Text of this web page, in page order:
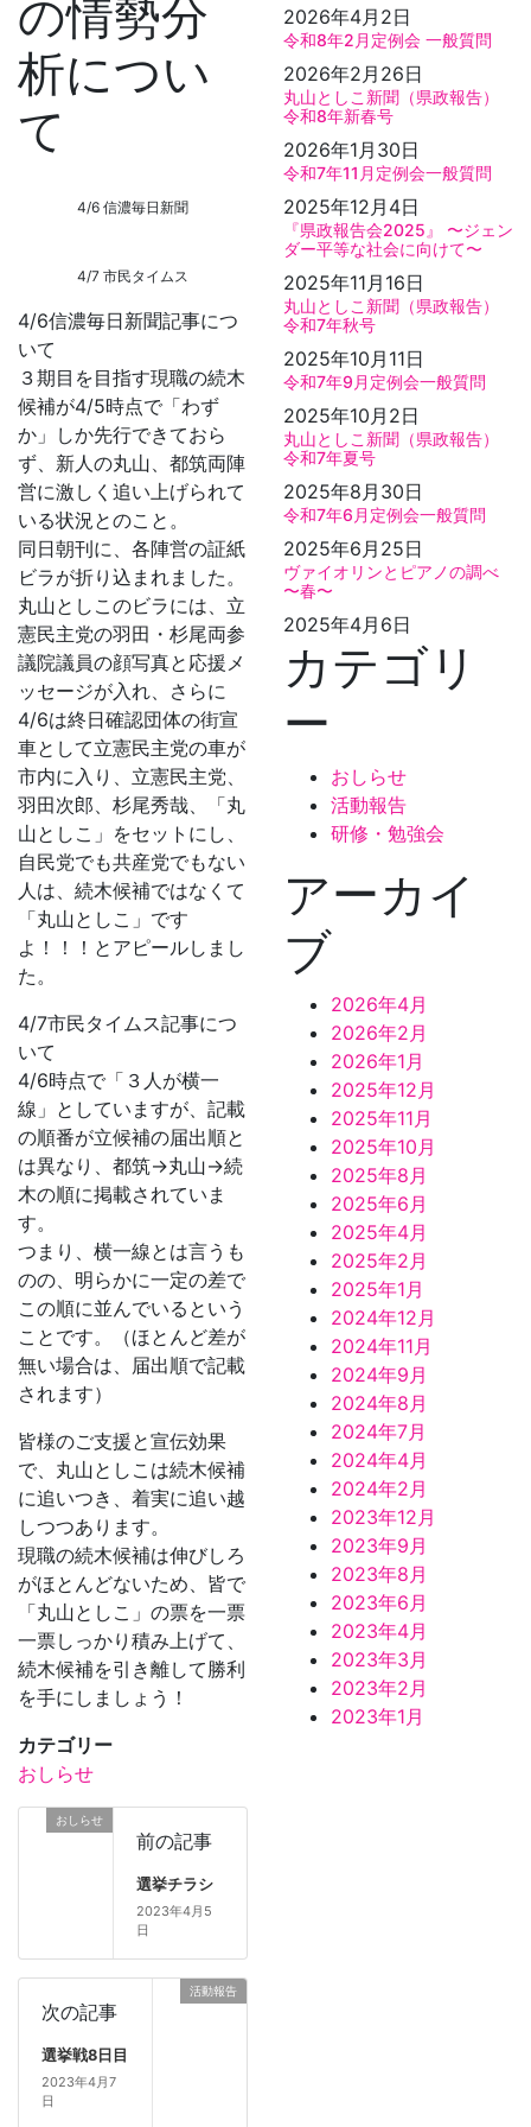
の情勢分
析につい
て
4/6 信濃毎日新聞
4/7 市民タイムス
4/6信濃毎日新聞記事につ
いて
３期目を目指す現職の続木
候補が4/5時点で「わず
か」しか先行できておら
ず、新人の丸山、都筑両陣
営に激しく追い上げられて
いる状況とのこと。
同日朝刊に、各陣営の証紙
ビラが折り込まれました。
丸山としこのビラには、立
憲民主党の羽田・杉尾両参
議院議員の顔写真と応援メ
ッセージが入れ、さらに
4/6は終日確認団体の街宣
車として立憲民主党の車が
市内に入り、立憲民主党、
羽田次郎、杉尾秀哉、「丸
山としこ」をセットにし、
自民党でも共産党でもない
人は、続木候補ではなくて
「丸山としこ」です
よ！！！とアピールしまし
た。
4/7市民タイムス記事につ
いて
4/6時点で「３人が横一
線」としていますが、記載
の順番が立候補の届出順と
は異なり、都筑→丸山→続
木の順に掲載されていま
す。
つまり、横一線とは言うも
のの、明らかに一定の差で
この順に並んでいるという
ことです。（ほとんど差が
無い場合は、届出順で記載
されます）
皆様のご支援と宣伝効果
で、丸山としこは続木候補
に追いつき、着実に追い越
しつつあります。
現職の続木候補は伸びしろ
がほとんどないため、皆で
「丸山としこ」の票を一票
一票しっかり積み上げて、
続木候補を引き離して勝利
を手にしましょう！
カテゴリー
おしらせ
おしらせ
前の記事
選挙チラシ
2023年4月5
日
活動報告
次の記事
選挙戦8日目
2023年4月7
日
2026年4月2日
令和8年2月定例会 一般質問
2026年2月26日
丸山としこ新聞（県政報告）
令和8年新春号
2026年1月30日
令和7年11月定例会一般質問
2025年12月4日
『県政報告会2025』 〜ジェン
ダー平等な社会に向けて〜
2025年11月16日
丸山としこ新聞（県政報告）
令和7年秋号
2025年10月11日
令和7年9月定例会一般質問
2025年10月2日
丸山としこ新聞（県政報告）
令和7年夏号
2025年8月30日
令和7年6月定例会一般質問
2025年6月25日
ヴァイオリンとピアノの調べ
〜春〜
2025年4月6日
カテゴリ
ー
おしらせ
活動報告
研修・勉強会
アーカイ
ブ
2026年4月
2026年2月
2026年1月
2025年12月
2025年11月
2025年10月
2025年8月
2025年6月
2025年4月
2025年2月
2025年1月
2024年12月
2024年11月
2024年9月
2024年8月
2024年7月
2024年4月
2024年2月
2023年12月
2023年9月
2023年8月
2023年6月
2023年4月
2023年3月
2023年2月
2023年1月